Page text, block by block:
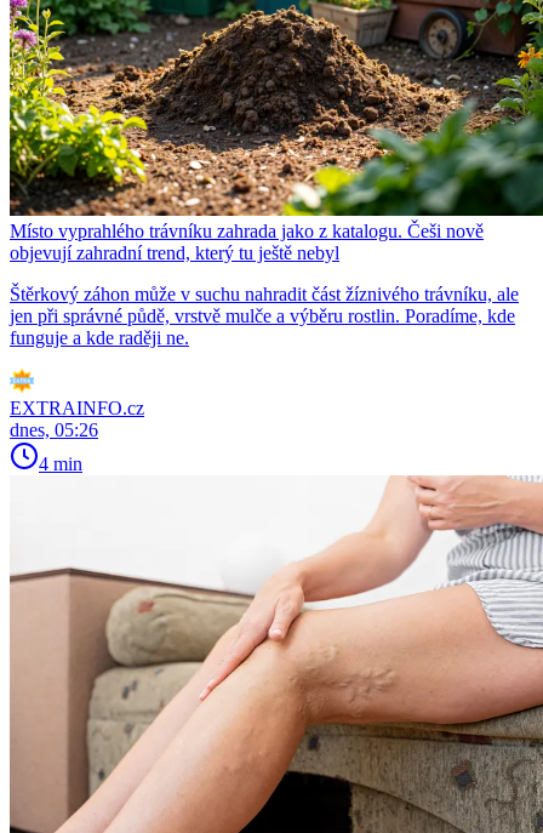
Místo vyprahlého trávníku zahrada jako z katalogu. Češi nově
objevují zahradní trend, který tu ještě nebyl
Štěrkový záhon může v suchu nahradit část žíznivého trávníku, ale
jen při správné půdě, vrstvě mulče a výběru rostlin. Poradíme, kde
funguje a kde raději ne.
EXTRAINFO.cz
dnes, 05:26
4 min